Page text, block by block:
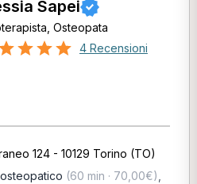
Sapei
Osteopata
4 Recensioni
124 - 10129 Torino (TO)
(60 min · 70,00€)